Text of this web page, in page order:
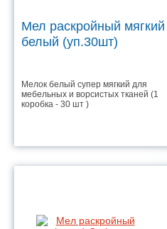
Мел раскройный мягкий
белый (уп.30шт)
Мелок белый супер мягкий для
мебельных и ворсистых тканей (1
коробка - 30 шт )